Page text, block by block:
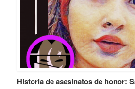
Historia de asesinatos de honor: